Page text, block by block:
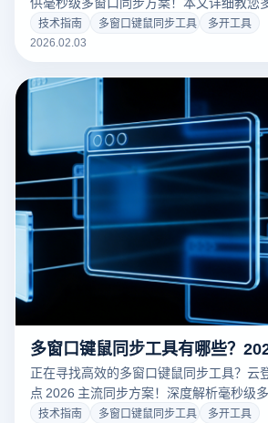
怎么用，深度解析独立指纹防关联与坐标
效率提升10倍，批量运营账号更安全，立
技术指南 多窗口键鼠同步工具
多开工具
2026.02.03
正在寻找高效的多窗口键鼠同步工具？云
点 2026 主流同步方案！深度解析毫秒级
立指纹环境的完美结合，助您轻松管理百
技术指南 多窗口键鼠同步工具
多开工具